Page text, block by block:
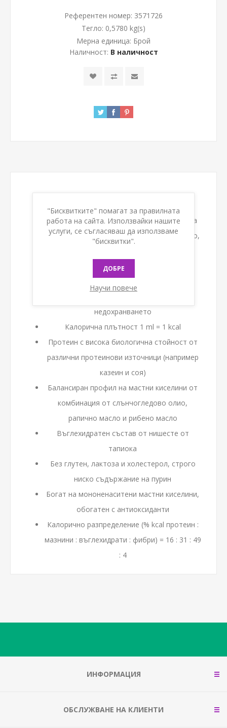
Референтен номер: 3571726
Тегло: 0,5780 kg(s)
Мерна единица: Брой
Наличност: В наличност
Нормокалорична, хранително пълноценна
диетична храна, обогатена с рибено масло,
Може да се използва за директна
консумация или за сондово хранене
недохранването
Калорична плътност 1 ml = 1 kcal
Протеин с висока биологична стойност от
различни протеинови източници (например
казеин и соя)
Балансиран профил на мастни киселини от
комбинация от слънчогледово олио,
рапично масло и рибено масло
Въглехидратен състав от нишесте от
тапиока
Без глутен, лактоза и холестерол, строго
ниско съдържание на пурин
Богат на мононенаситени мастни киселини,
обогатен с антиоксиданти
Калорично разпределение (% kcal протеин :
мазнини : въглехидрати : фибри) = 16 : 31 : 49
: 4
ИНФОРМАЦИЯ
ОБСЛУЖВАНЕ НА КЛИЕНТИ
"Бисквитките" помагат за правилната
работа на сайта. Използвайки нашите
услуги, се съгласяваш да използваме
"бисквитки".
ДОБРЕ
Научи повече